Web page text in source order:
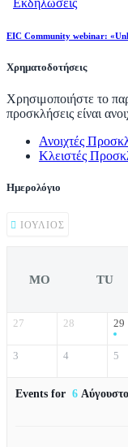
EIC Community webinar:
Χρηματοδοτήσεις
Χρησιμοποιήστε το
προσκλήσεις είναι
Ανοιχτές
Κλειστές
Ημερολόγιο
ΙΟΎΛΙΟΣ
MO TU
27 28 29
3 4 5
Events for 6